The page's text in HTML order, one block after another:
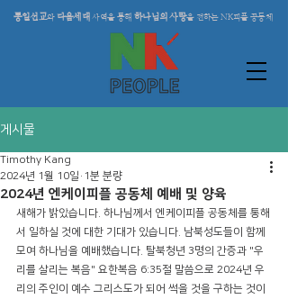
통일선교와 다음세대 사역을 통해 하나님의 사랑을 전하는 NK피플 공동체
게시물
2024년 엔케이피플 공동체 예배 및 양육
Timothy Kang
2024년 1월 10일 1분 분량
새해가 밝았습니다. 하나님께서 엔케이피플 공동체를 통해
서 일하실 것에 대한 기대가 있습니다. 남북성도들이 함께
모여 하나님을 예배했습니다. 탈북청년 3명의 간증과 "우
리를 살리는 복음" 요한복음 6:35절 말씀으로 2024년 우
리의 주인이 예수 그리스도가 되어 썩을 것을 구하는 것이